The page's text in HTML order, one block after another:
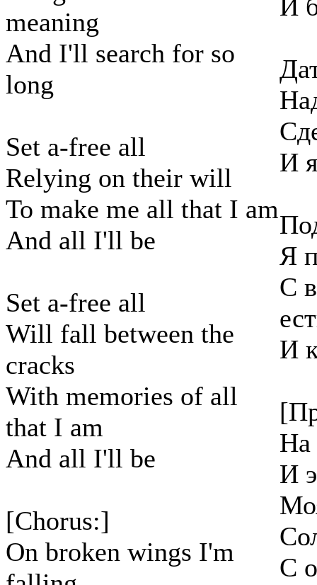
meaning
And I'll search for so
long
Set a-free all
Relying on their will
To make me all that I am
And all I'll be
Set a-free all
Will fall between the
cracks
With memories of all
that I am
And all I'll be
[Chorus:]
On broken wings I'm
И
И
Я
С
И
На
И
С